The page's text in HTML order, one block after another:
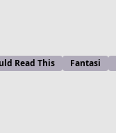
Read This Fantasi